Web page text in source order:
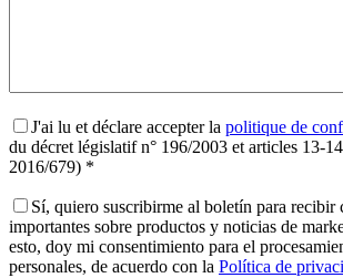
J'ai lu et déclare accepter la politique de
du décret législatif n° 196/2003 et articles 13-
2016/679) *
Sí, quiero suscribirme al boletín para recibir
importantes sobre productos y noticias de
esto, doy mi consentimiento para el
personales, de acuerdo con la Política de